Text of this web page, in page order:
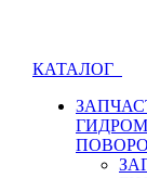
КАТАЛОГ